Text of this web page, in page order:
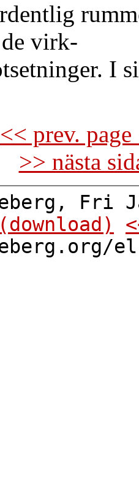
virk-
I
<< prev.
>> nästa
Fri
(download)